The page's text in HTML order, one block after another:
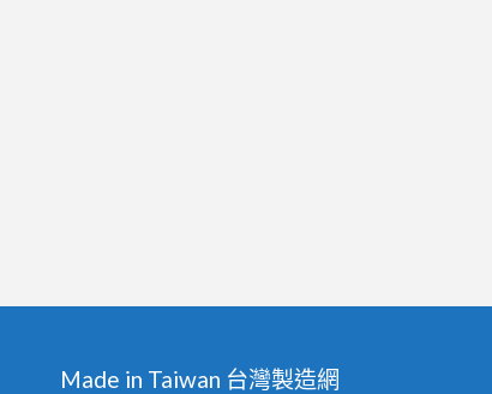
Made in Taiwan 台灣製造網